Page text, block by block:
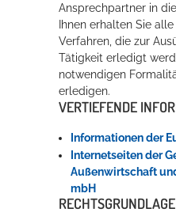
Ansprechpartner in
Ihnen erhalten Sie
Verfahren, die zur
Tätigkeit erledigt
notwendigen
erledigen.
VERTIEFENDE
Informationen der
Internetseiten der
Außenwirtschaft
mbH
RECHTSGRUNDLAGE